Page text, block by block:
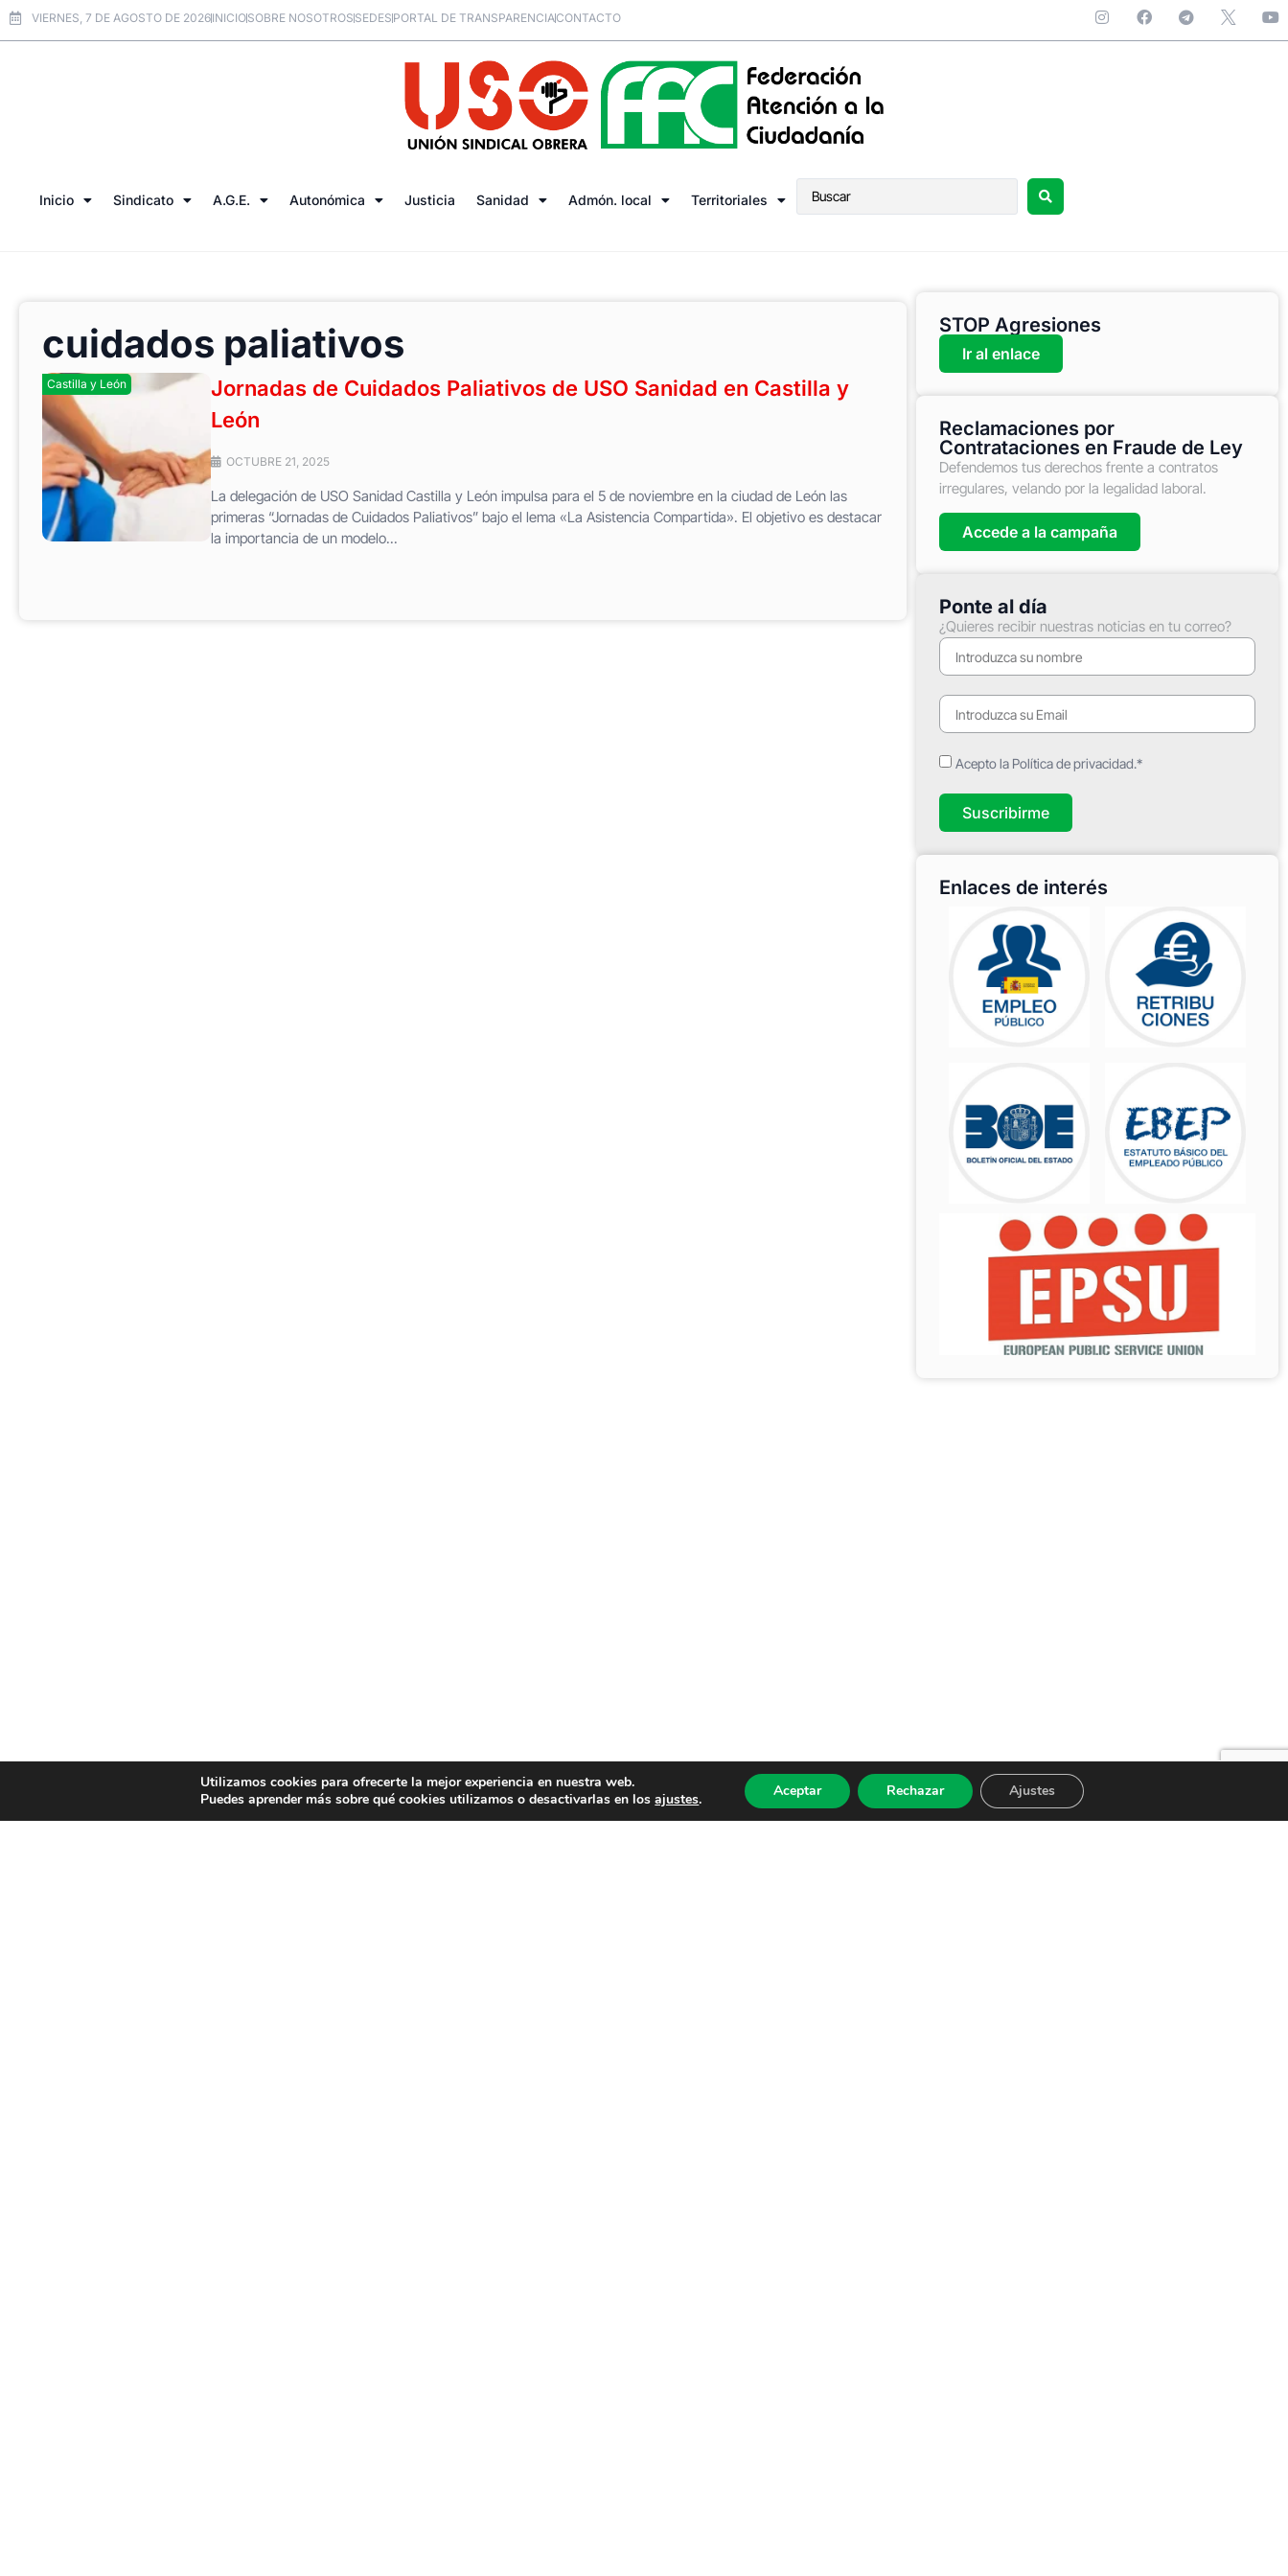
VIERNES, 7 DE AGOSTO DE 2026INICIOSOBRE NOSOTROSSEDESPORTAL DE TRANSPARENCIACONTACTO
Inicio Sindicato A.G.E. Autonómica Justicia Sanidad Admón. local Territoriales
cuidados paliativos
Castilla y León
Jornadas de Cuidados Paliativos de USO Sanidad en Castilla y
León
OCTUBRE 21, 2025
La delegación de USO Sanidad Castilla y León impulsa para el 5 de noviembre en la ciudad de León las
primeras “Jornadas de Cuidados Paliativos” bajo el lema «La Asistencia Compartida». El objetivo es destacar
la importancia de un modelo...
STOP Agresiones
Ir al enlace
Reclamaciones por
Contrataciones en Fraude de Ley
Defendemos tus derechos frente a contratos
irregulares, velando por la legalidad laboral.
Accede a la campaña
Ponte al día
¿Quieres recibir nuestras noticias en tu correo?
Acepto la Política de privacidad.*
Suscribirme
Enlaces de interés
Utilizamos cookies para ofrecerte la mejor experiencia en nuestra web.
Puedes aprender más sobre qué cookies utilizamos o desactivarlas en losajustes. Aceptar Rechazar Ajustes